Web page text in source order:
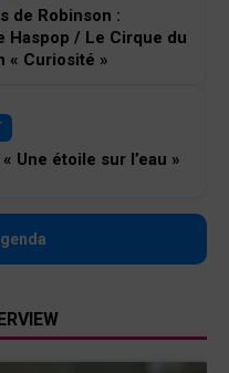
de Robinson :
Haspop / Le Cirque du
« Curiosité »
Une étoile sur l’eau »